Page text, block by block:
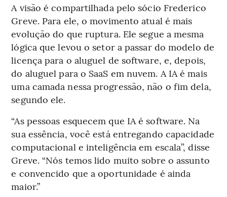
A visão é compartilhada pelo sócio Frederico
Greve. Para ele, o movimento atual é mais
evolução do que ruptura. Ele segue a mesma
lógica que levou o setor a passar do modelo de
licença para o aluguel de software, e, depois,
do aluguel para o SaaS em nuvem. A IA é mais
uma camada nessa progressão, não o fim dela,
segundo ele.
“As pessoas esquecem que IA é software. Na
sua essência, você está entregando capacidade
computacional e inteligência em escala”, disse
Greve. “Nós temos lido muito sobre o assunto
e convencido que a oportunidade é ainda
maior.”